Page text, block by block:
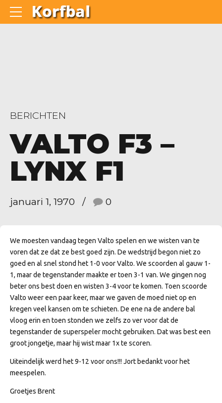
BERICHTEN
VALTO F3 –
LYNX F1
januari 1, 1970 0
We moesten vandaag tegen Valto spelen en we wisten van te
voren dat ze dat ze best goed zijn. De wedstrijd begon niet zo
goed en al snel stond het 1-0 voor Valto. We scoorden al gauw 1-
1, maar de tegenstander maakte er toen 3-1 van. We gingen nog
beter ons best doen en wisten 3-4 voor te komen. Toen scoorde
Valto weer een paar keer, maar we gaven de moed niet op en
kregen veel kansen om te schieten. De ene na de andere bal
vloog erin en toen stonden we zelfs zo ver voor dat de
tegenstander de superspeler mocht gebruiken. Dat was best een
groot jongetje, maar hij wist maar 1x te scoren.
Uiteindelijk werd het 9-12 voor ons!!! Jort bedankt voor het
meespelen.
Groetjes Brent